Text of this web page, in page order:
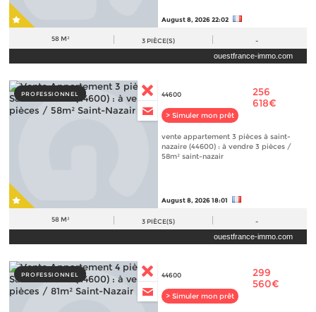
August 8, 2026 22:02
58 M² 3 PIÈCE(S) -
ouestfrance-immo.com
PROFESSIONNEL 44600
> Simuler mon prêt
256
618€
vente appartement 3 pièces à saint-
nazaire (44600) : à vendre 3 pièces /
58m² saint-nazair
August 8, 2026 18:01
58 M² 3 PIÈCE(S) -
ouestfrance-immo.com
PROFESSIONNEL 44600
> Simuler mon prêt
299
560€